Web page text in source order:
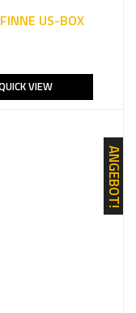
US-BOX
VIEW
ANGEBOT!